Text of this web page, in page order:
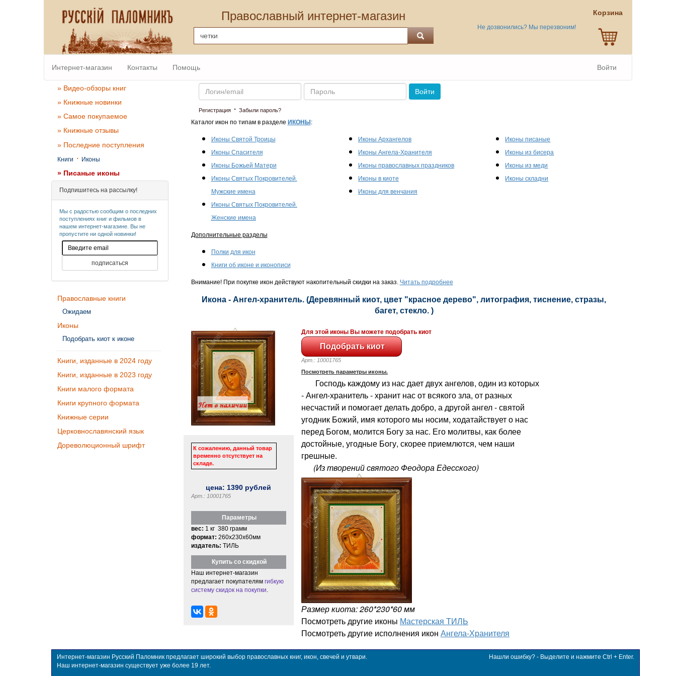
Православный интернет-магазин
Не дозвонились? Мы перезвоним!
Корзина
Интернет-магазин Контакты Помощь Войти
» Видео-обзоры книг
» Книжные новинки
» Самое покупаемое
» Книжные отзывы
» Последние поступления
Книги · Иконы
» Писаные иконы
Подпишитесь на рассылку!
Мы с радостью сообщим о последних
поступлениях книг и фильмов в
нашем интернет-магазине. Вы не
пропустите ни одной новинки!
Православные книги
Ожидаем
Иконы
Подобрать киот к иконе
Книги, изданные в 2024 году
Книги, изданные в 2023 году
Книги малого формата
Книги крупного формата
Книжные серии
Церковнославянский язык
Дореволюционный шрифт
Email Пароль
Войти
Регистрация· Забыли пароль?
Каталог икон по типам в разделе ИКОНЫ :
Иконы Святой Троицы
Иконы Спасителя
Иконы Божьей Матери
Иконы Святых Покровителей.
Мужские имена
Иконы Святых Покровителей.
Женские имена
Иконы Архангелов
Иконы Ангела-Хранителя
Иконы православных праздников
Иконы в киоте
Иконы для венчания
Иконы писаные
Иконы из бисера
Иконы из меди
Иконы складни
Дополнительные разделы
Полки для икон
Книги об иконе и иконописи
Внимание! При покупке икон действуют накопительный скидки на заказ. Читать подробнее
Икона - Ангел-хранитель. (Деревянный киот, цвет "красное дерево", литография, тиснение, стразы,
багет, стекло. )
К сожалению, данный товар
временно отсутствует на
складе.
цена: 1390 рублей
Арт.: 10001765
Параметры
вес: 1 кг 380 грамм
формат: 260x230x60мм
издатель: ТИЛЬ
Купить со скидкой
Наш интернет-магазин
предлагает покупателям гибкую
систему скидок на покупки
Для этой иконы Вы можете подобрать киот
Арт.: 10001765
Посмотреть параметры иконы.
Господь каждому из нас дает двух ангелов, один из которых
- Ангел-хранитель - хранит нас от всякого зла, от разных
несчастий и помогает делать добро, а другой ангел - святой
угодник Божий, имя которого мы носим, ходатайствует о нас
перед Богом, молится Богу за нас. Его молитвы, как более
достойные, угодные Богу, скорее приемлются, чем наши
грешные.
(Из творений святого Феодора Едесского)
Размер киота: 260*230*60 мм
Посмотреть другие иконы Мастерская ТИЛЬ
Посмотреть другие исполнения икон Ангела-Хранителя
Интернет-магазин Русский Паломник предлагает широкий выбор православных книг, икон, свечей и утвари.
Наш интернет-магазин существует уже более 19 лет.
Нашли ошибку? - Выделите и нажмите Ctrl + Enter.